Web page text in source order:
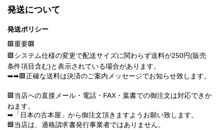
発送について
発送ポリシー
🟥重要🟥
🟥システム仕様の変更で配送サイズに関わらず送料が250円(販売
条件項目含む)と表示されている場合があります。
➡➡🟥正確な送料は決済のご案内メッセージでお知らせ致します。
🟥当店への直接メール・電話・FAX・葉書での御注文は対応できか
ねます。
➡「日本の古本屋」から御注文頂きますようお願い致します。
🟦当店は、適格請求書発行事業者ではありません。